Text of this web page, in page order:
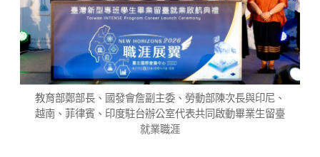
教育部鄭部長、國發會詹副主委、勞動部陳次長與印尼、
越南、菲律賓、印度駐台辦公室代表共同啟動畢業生留臺
就業職涯